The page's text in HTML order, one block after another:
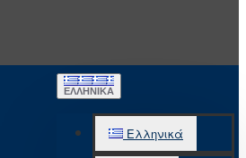
ΕΛΛΗΝΙΚΆ
Ελληνικά